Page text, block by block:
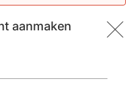
aanmaken
0.2-0.78,
naar tertielen van
placebogroep verhoogd